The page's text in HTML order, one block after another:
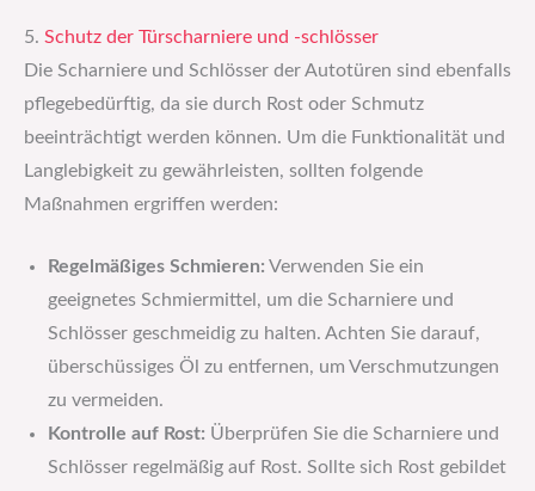
5. Schutz der Türscharniere und -schlösser
Die Scharniere und Schlösser der Autotüren sind ebenfalls
pflegebedürftig, da sie durch Rost oder Schmutz
beeinträchtigt werden können. Um die Funktionalität und
Langlebigkeit zu gewährleisten, sollten folgende
Maßnahmen ergriffen werden:
Regelmäßiges Schmieren: Verwenden Sie ein
geeignetes Schmiermittel, um die Scharniere und
Schlösser geschmeidig zu halten. Achten Sie darauf,
überschüssiges Öl zu entfernen, um Verschmutzungen
zu vermeiden.
Kontrolle auf Rost: Überprüfen Sie die Scharniere und
Schlösser regelmäßig auf Rost. Sollte sich Rost gebildet